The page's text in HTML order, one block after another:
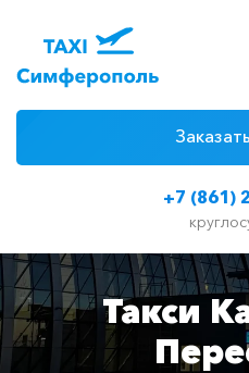
+7 (861)
Цены
Классы
Такси